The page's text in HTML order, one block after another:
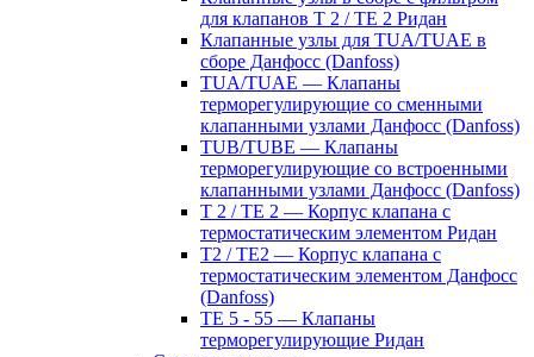
для клапанов T 2 / TE 2 Ридан
Клапанные узлы для TUA/TUAE в
сборе Данфосс (Danfoss)
TUA/TUAE — Клапаны
терморегулирующие со сменными
клапанными узлами Данфосс (Danfoss)
TUB/TUBE — Клапаны
терморегулирующие со встроенными
клапанными узлами Данфосс (Danfoss)
T 2 / TE 2 — Корпус клапана с
термостатическим элементом Ридан
T2 / TE2 — Корпус клапана с
термостатическим элементом Данфосс
(Danfoss)
TE 5 - 55 — Клапаны
терморегулирующие Ридан